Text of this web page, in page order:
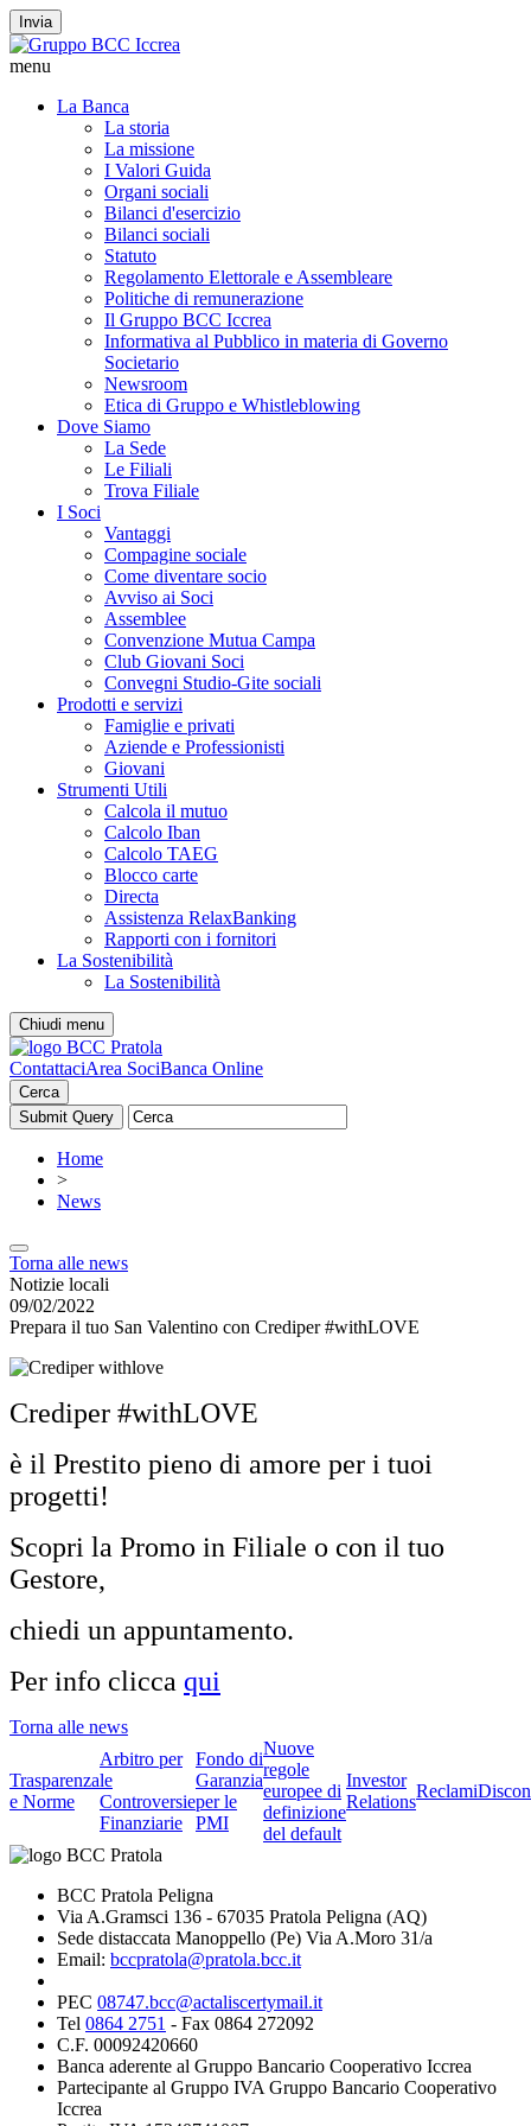
Invia
menu
La Banca
La storia
La missione
I Valori Guida
Organi sociali
Bilanci d'esercizio
Bilanci sociali
Statuto
Regolamento Elettorale e Assembleare
Politiche di remunerazione
Il Gruppo BCC Iccrea
Informativa al Pubblico in materia di Governo
Societario
Newsroom
Etica di Gruppo e Whistleblowing
Dove Siamo
La Sede
Le Filiali
Trova Filiale
I Soci
Vantaggi
Compagine sociale
Come diventare socio
Avviso ai Soci
Assemblee
Convenzione Mutua Campa
Club Giovani Soci
Convegni Studio-Gite sociali
Prodotti e servizi
Famiglie e privati
Aziende e Professionisti
Giovani
Strumenti Utili
Calcola il mutuo
Calcolo Iban
Calcolo TAEG
Blocco carte
Directa
Assistenza RelaxBanking
Rapporti con i fornitori
La Sostenibilità
La Sostenibilità
Chiudi menu
ContattaciArea SociBanca Online
Cerca
Home
>
News
Torna alle news
Notizie locali
09/02/2022
Prepara il tuo San Valentino con Crediper #withLOVE
Crediper #withLOVE
è il Prestito pieno di amore per i tuoi
progetti!
Scopri la Promo in Filiale o con il tuo
Gestore,
chiedi un appuntamento.
Per info clicca qui
Torna alle news
Trasparenza
e Norme
Arbitro per
le
Controversie
Finanziarie
Fondo di
Garanzia
per le
PMI
Nuove
regole
europee di
definizione
del default
Investor
Relations
Reclami
BCC Pratola Peligna
Via A.Gramsci 136 - 67035 Pratola Peligna (AQ)
Sede distaccata Manoppello (Pe) Via A.Moro 31/a
Email: bccpratola@pratola.bcc.it
PEC 08747.bcc@actaliscertymail.it
Tel 0864 2751 - Fax 0864 272092
C.F. 00092420660
Banca aderente al Gruppo Bancario Cooperativo Iccrea
Partecipante al Gruppo IVA Gruppo Bancario Cooperativo
Iccrea